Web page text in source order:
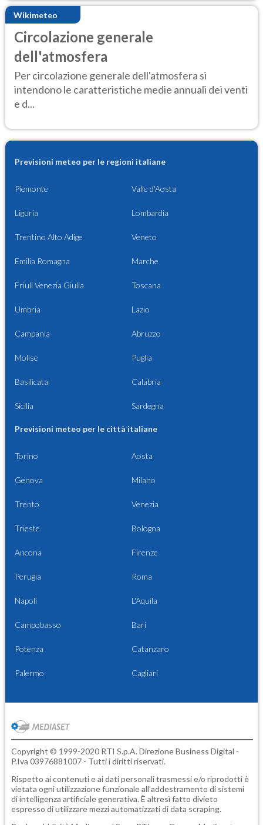
Wikimeteo
Circolazione generale
dell'atmosfera
Per circolazione generale dell'atmosfera si
intendono le caratteristiche medie annuali dei venti
e d...
Previsioni meteo per le regioni italiane
Piemonte Valle d'Aosta
Liguria Lombardia
Trentino Alto Adige Veneto
Emilia Romagna Marche
Friuli Venezia Giulia Toscana
Umbria Lazio
Campania Abruzzo
Molise Puglia
Basilicata Calabria
Sicilia Sardegna
Previsioni meteo per le città italiane
Torino Aosta
Genova Milano
Trento Venezia
Trieste Bologna
Ancona Firenze
Perugia Roma
Napoli L'Aquila
Campobasso Bari
Potenza Catanzaro
Palermo Cagliari
Copyright © 1999-2020 RTI S.p.A. Direzione Business Digital -
P.Iva 03976881007 - Tutti i diritti riservati.
Rispetto ai contenuti e ai dati personali trasmessi e/o riprodotti è
vietata ogni utilizzazione funzionale all'addestramento di sistemi
di intelligenza artificiale generativa. È altresì fatto divieto
espresso di utilizzare mezzi automatizzati di data scraping.